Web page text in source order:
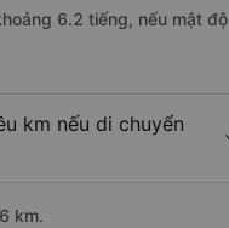
6.2 tiếng, nếu mật độ
km nếu di chuyển
km.